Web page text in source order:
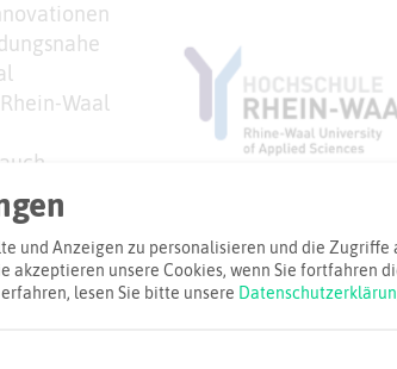
Waal
am
von
und
und Anzeigen zu personalisieren und die Zugriffe
akzeptieren unsere Cookies, wenn Sie fortfahren
lesen Sie bitte unsere